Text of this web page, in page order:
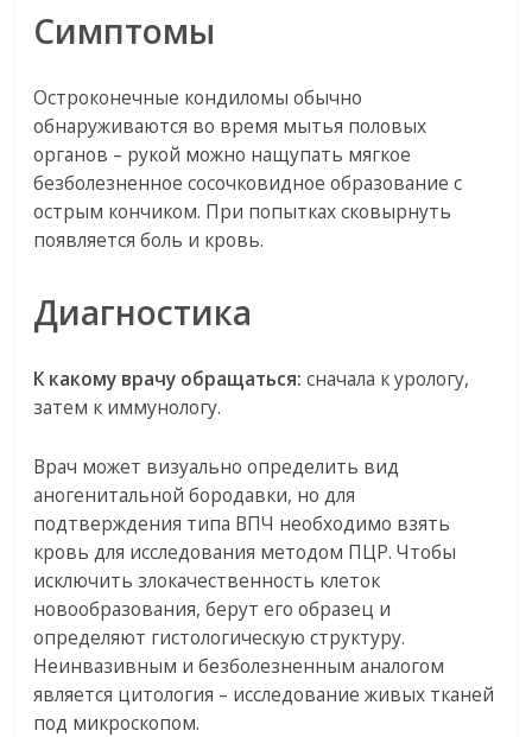
Симптомы
Остроконечные кондиломы обычно
обнаруживаются во время мытья половых
органов – рукой можно нащупать мягкое
безболезненное сосочковидное образование с
острым кончиком. При попытках сковырнуть
появляется боль и кровь.
Диагностика
К какому врачу обращаться: сначала к урологу,
затем к иммунологу.
Врач может визуально определить вид
аногенитальной бородавки, но для
подтверждения типа ВПЧ необходимо взять
кровь для исследования методом ПЦР. Чтобы
исключить злокачественность клеток
новообразования, берут его образец и
определяют гистологическую структуру.
Неинвазивным и безболезненным аналогом
является цитология – исследование живых тканей
под микроскопом.